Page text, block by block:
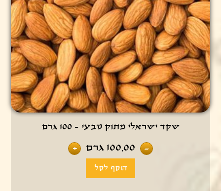
שקד ישראלי מתוק טבעי - 100 גרם
-
100.00 גרם +